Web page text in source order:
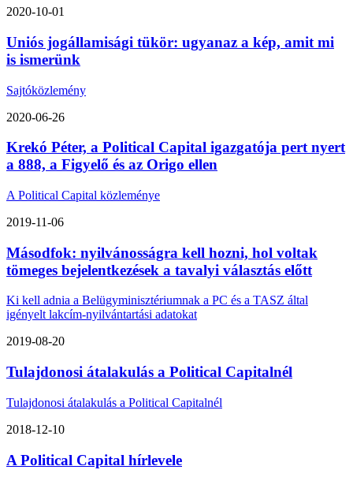
2020-10-01
Uniós jogállamisági tükör: ugyanaz a kép, amit mi
is ismerünk
Sajtóközlemény
2020-06-26
Krekó Péter, a Political Capital igazgatója pert nyert
a 888, a Figyelő és az Origo ellen
A Political Capital közleménye
2019-11-06
Másodfok: nyilvánosságra kell hozni, hol voltak
tömeges bejelentkezések a tavalyi választás előtt
Ki kell adnia a Belügyminisztériumnak a PC és a TASZ által
igényelt lakcím-nyilvántartási adatokat
2019-08-20
Tulajdonosi átalakulás a Political Capitalnél
Tulajdonosi átalakulás a Political Capitalnél
2018-12-10
A Political Capital hírlevele